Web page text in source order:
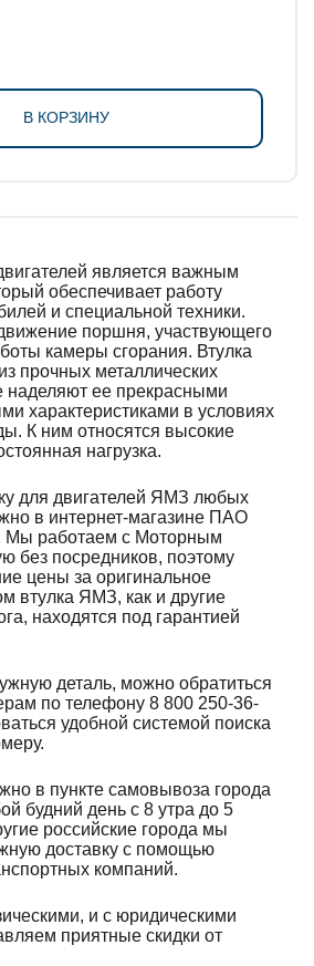
В КОРЗИНУ
является важным
обеспечивает работу
и специальной техники.
поршня, участвующего
камеры сгорания. Втулка
прочных металлических
наделяют ее прекрасными
характеристиками в условиях
К ним относятся высокие
нагрузка.
для двигателей ЯМЗ любых
в интернет-магазине ПАО
работаем с Моторным
без посредников, поэтому
цены за оригинальное
втулка ЯМЗ, как и другие
находятся под гарантией
деталь, можно обратиться
по телефону 8 800 250-36-
удобной системой поиска
в пункте самовывоза города
будний день с 8 утра до 5
российские города мы
доставку с помощью
компаний.
и с юридическими
приятные скидки от